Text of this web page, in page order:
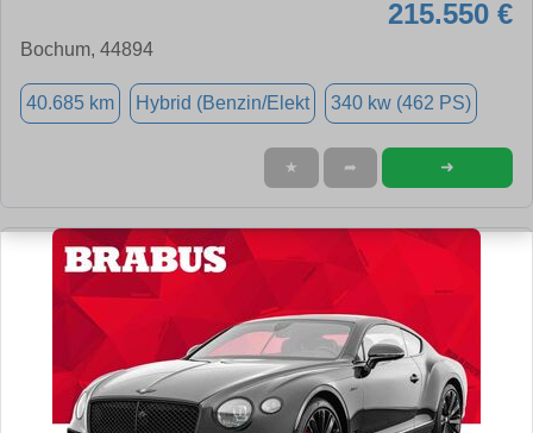
215.550 €
Bochum, 44894
40.685 km Hybrid (Benzin/Elekt 340 kw (462 PS)
★ ➦ ➜